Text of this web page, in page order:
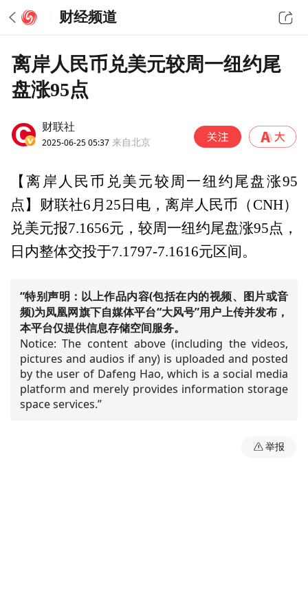
财经频道
离岸人民币兑美元较周一纽约尾
盘涨95点
财联社
2025-06-25 05:37 来自北京
【离岸人民币兑美元较周一纽约尾盘涨95
点】财联社6月25日电，离岸人民币（CNH）
兑美元报7.1656元，较周一纽约尾盘涨95点，
日内整体交投于7.1797-7.1616元区间。
“特别声明：以上作品内容(包括在内的视频、图片或音
频)为凤凰网旗下自媒体平台“大风号”用户上传并发布，
本平台仅提供信息存储空间服务。
Notice: The content above (including the videos,
pictures and audios if any) is uploaded and posted
by the user of Dafeng Hao, which is a social media
platform and merely provides information storage
space services.”
举报